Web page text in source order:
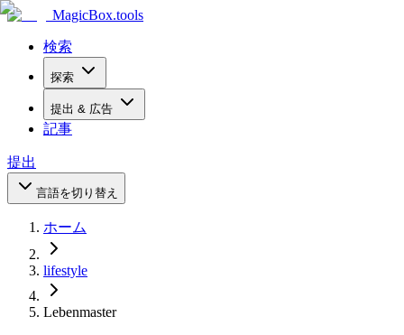
MagicBox.tools
検索
探索
提出 & 広告
記事
提出
言語を切り替え
ホーム
lifestyle
Lebenmaster